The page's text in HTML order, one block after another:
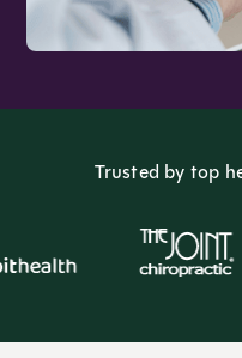
Trusted by top